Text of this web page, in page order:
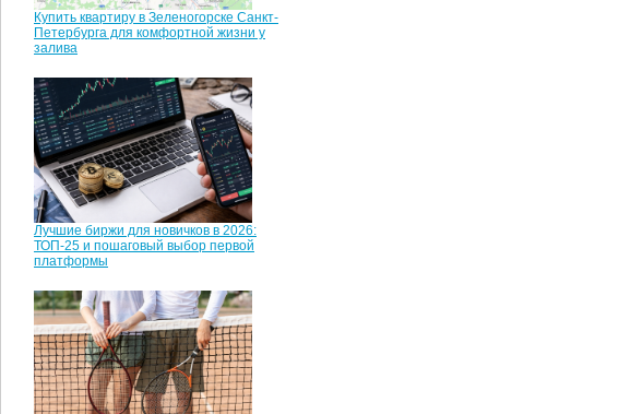
Купить квартиру в Зеленогорске Санкт-
Петербурга для комфортной жизни у
залива
Лучшие биржи для новичков в 2026:
ТОП-25 и пошаговый выбор первой
платформы